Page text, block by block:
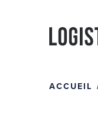
ACCUEIL